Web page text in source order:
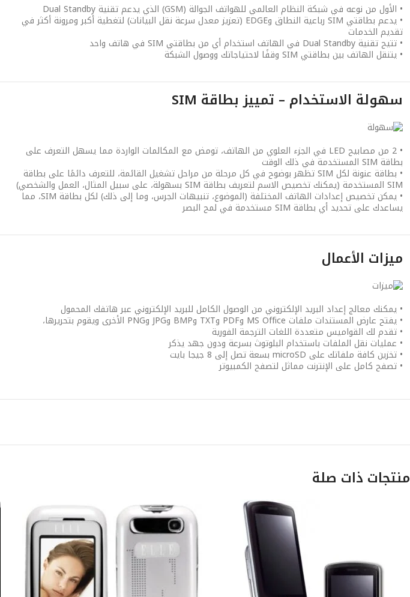
• الأول من نوعه في شبكة النظام العالمي للهواتف الجوالة (GSM) الذي يدعم تقنية Dual Standby
• يدعم بطاقتي SIM رباعية النطاق وEDGE (تعزيز معدل سرعة نقل البيانات) لتغطية أكبر ومرونة أكثر في
تقديم الخدمات
• تتيح تقنية Dual Standby في الهاتف استخدام أي من بطاقتي SIM في هاتف واحد
• يتنقل الهاتف بين بطاقتي SIM وقفًا لاحتياجاتك ووصول الشبكة
سهولة الاستخدام – تمييز بطاقة SIM
• 2 من مصابيح LED في الجزء العلوي من الهاتف، تومض مع المكالمات الواردة مما يسهل التعرف على
بطاقة SIM المستخدمة في ذلك الوقت
• بطاقة عنونة لكل SIM تظهر بوضوح في كل مرحلة من مراحل تشغيل القائمة، للتعرف دائمًا على بطاقة
SIM المستخدمة (يمكنك تخصيص الاسم لتعريف بطاقة SIM بسهولة، على سبيل المثال، العمل والشخصي)
• يمكن تخصيص إعدادات الهاتف المختلفة (الموضوع، تنبيهات الجرس، وما إلى ذلك) لكل بطاقة SIM، مما
يساعدك على تحديد أي بطاقة SIM مستخدمة في لمح البصر
ميزات الأعمال
• يمكنك معالج إعداد البريد الإلكتروني من الوصول الكامل للبريد الإلكتروني عبر هاتفك المحمول
• يفتح عارض المستندات ملفات MS Office وPDF وTXT وBMP وJPG وPNG الأخرى ويقوم بتحريرها،
• تقدم لك القواميس متعددة اللغات الترجمة الفورية
• عمليات نقل الملفات باستخدام البلوتوث بسرعة ودون جهد يذكر
• تخزين كافة ملفاتك على microSD بسعة تصل إلى 8 جيجا بايت
• تصفح كامل على الإنترنت مماثل لتصفح الكمبيوتر
منتجات ذات صلة